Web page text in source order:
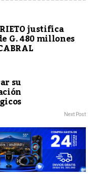
justifica
G. 480 millones
su
Next Post